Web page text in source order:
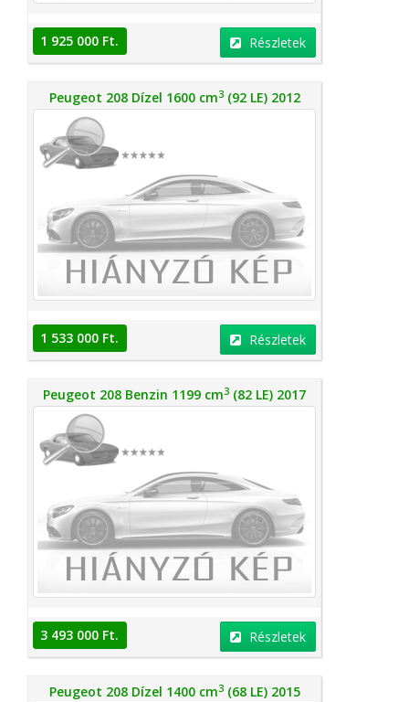
1 925 000 Ft. Részletek
Peugeot 208 Dízel 1600 cm3(92 LE) 2012
1 533 000 Ft. Részletek
Peugeot 208 Benzin 1199 cm3 (82 LE) 2017
3 493 000 Ft. Részletek
Peugeot 208 Dízel 1400 cm3(68 LE) 2015